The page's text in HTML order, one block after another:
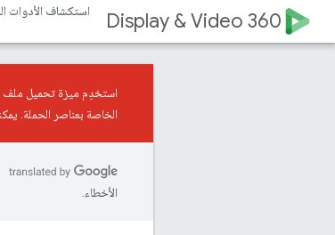
Display & Video 360 استكشاف الأدوات
استخدِم ميزة تحميل ملف
الخاصة بعناصر الحملة.
الأخطاء.